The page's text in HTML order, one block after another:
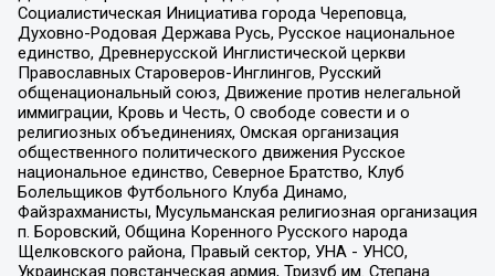
Социалистическая Инициатива города Череповца,
Духовно-Родовая Держава Русь, Русское национальное
единство, Древнерусской Инглистической церкви
Православных Староверов-Инглингов, Русский
общенациональный союз, Движение против нелегальной
иммиграции, Кровь и Честь, О свободе совести и о
религиозных объединениях, Омская организация
общественного политического движения Русское
национальное единство, Северное Братство, Клуб
Болельщиков Футбольного Клуба Динамо,
Файзрахманисты, Мусульманская религиозная организация
п. Боровский, Община Коренного Русского народа
Щелковского района, Правый сектор, УНА - УНСО,
Украинская повстанческая армия, Тризуб им. Степана